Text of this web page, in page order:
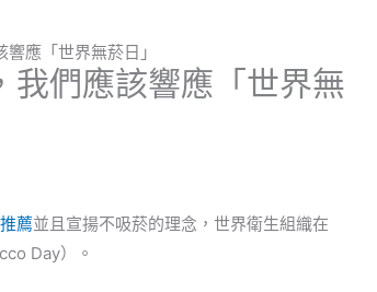
應「世界無菸日」
我們應該響應「世界無
薦並且宣揚不吸菸的理念，世界衛生組織在
Day）。